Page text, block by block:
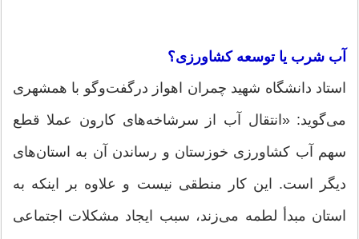
آب شرب یا توسعه کشاورزی؟
استاد دانشگاه شهید چمران اهواز درگفت‌وگو با همشهری‌
می‌گوید: «انتقال آب از سرشاخه‌های کارون عملا قطع
سهم آب کشاورزی خوزستان و رساندن آن به استان‌های
دیگر است. این کار منطقی نیست و علاوه بر اینکه به
استان مبدأ لطمه می‌زند، سبب ایجاد مشکلات اجتماعی